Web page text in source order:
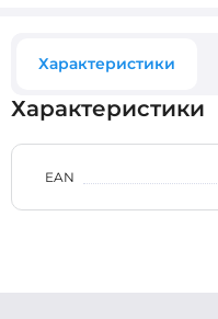
Характеристики
Характеристики
EAN